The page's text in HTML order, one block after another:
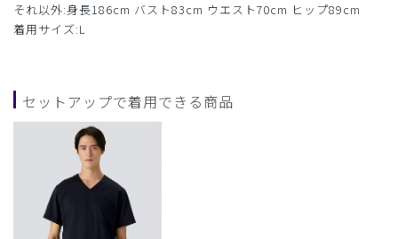
それ以外:身長186cm バスト83cm ウエスト70cm ヒップ89cm
着用サイズ:L
セットアップで着用できる商品